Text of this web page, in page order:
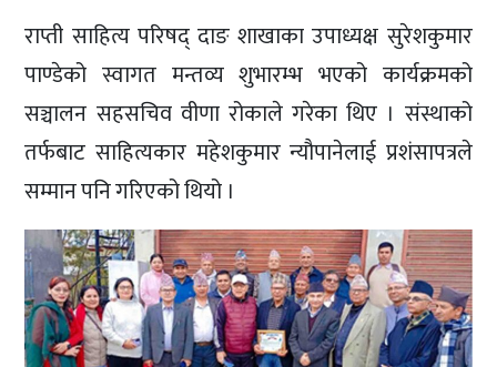
राप्ती साहित्य परिषद् दाङ शाखाका उपाध्यक्ष सुरेशकुमार
पाण्डेको स्वागत मन्तव्य शुभारम्भ भएको कार्यक्रमको
सञ्चालन सहसचिव वीणा रोकाले गरेका थिए । संस्थाको
तर्फबाट साहित्यकार महेशकुमार न्यौपानेलाई प्रशंसापत्रले
सम्मान पनि गरिएको थियो ।